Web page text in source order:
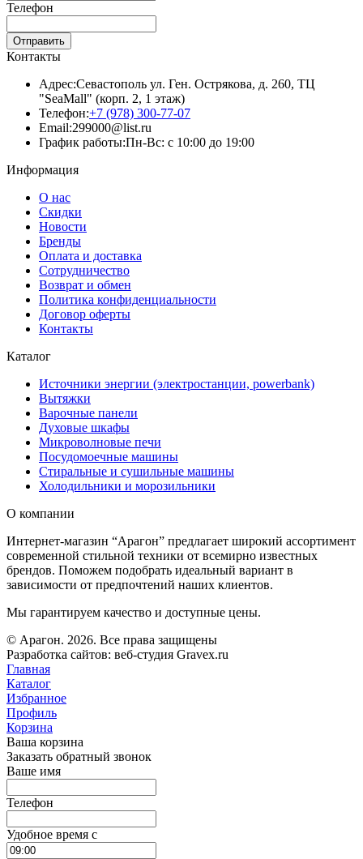
Телефон
Отправить
Контакты
Адрес:Севастополь ул. Ген. Острякова, д. 260, ТЦ
"SeaMall" (корп. 2, 1 этаж)
Телефон:+7 (978) 300-77-07
Email:299000@list.ru
График работы:Пн-Вс: с 10:00 до 19:00
Информация
О нас
Скидки
Новости
Бренды
Оплата и доставка
Сотрудничество
Возврат и обмен
Политика конфиденциальности
Договор оферты
Контакты
Каталог
Источники энергии (электростанции, powerbank)
Вытяжки
Варочные панели
Духовые шкафы
Микроволновые печи
Посудомоечные машины
Стиральные и сушильные машины
Холодильники и морозильники
О компании
Интернет-магазин “Арагон” предлагает широкий ассортимент
современной стильной техники от всемирно известных
брендов. Поможем подобрать идеальный вариант в
зависимости от предпочтений наших клиентов.
Мы гарантируем качество и доступные цены.
© Арагон. 2026. Все права защищены
Разработка сайтов: веб-студия Gravex.ru
Главная
Каталог
Избранное
Профиль
Корзина
Ваша корзина
Заказать обратный звонок
Ваше имя
Телефон
Удобное время c